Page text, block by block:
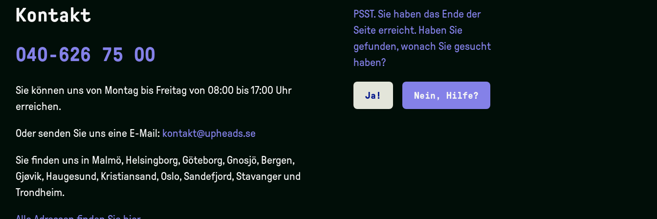
Kontakt
040-626 75 00
Sie können uns von Montag bis Freitag von 08:00 bis 17:00 Uhr
erreichen.
Oder senden Sie uns eine E-Mail: kontakt@upheads.se
Sie finden uns in Malmö, Helsingborg, Göteborg, Gnosjö, Bergen,
Gjøvik, Haugesund, Kristiansand, Oslo, Sandefjord, Stavanger und
Trondheim.
PSST. Sie haben das Ende der
Seite erreicht. Haben Sie
gefunden, wonach Sie gesucht
haben?
Ja! Nein, Hilfe?